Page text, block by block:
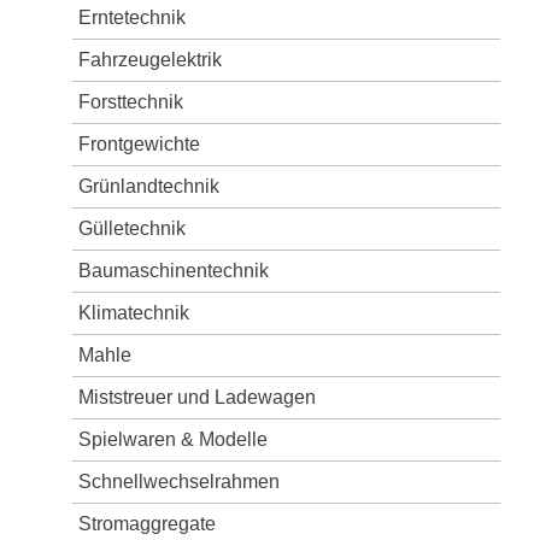
Erntetechnik
Fahrzeugelektrik
Forsttechnik
Frontgewichte
Grünlandtechnik
Gülletechnik
Baumaschinentechnik
Klimatechnik
Mahle
Miststreuer und Ladewagen
Spielwaren & Modelle
Schnellwechselrahmen
Stromaggregate